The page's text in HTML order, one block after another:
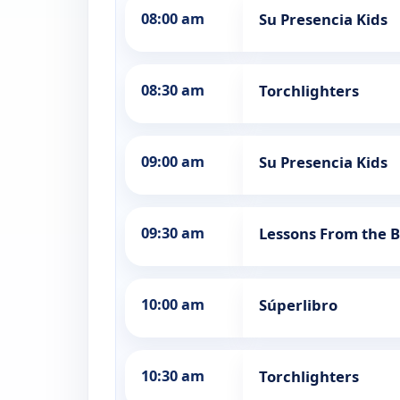
08:00 am Su Presencia Kids
08:30 am Torchlighters
09:00 am Su Presencia Kids
09:30 am Lessons From the
10:00 am Súperlibro
10:30 am Torchlighters